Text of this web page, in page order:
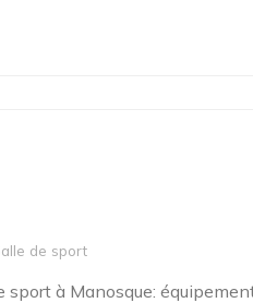
de sport
sport à Manosque: